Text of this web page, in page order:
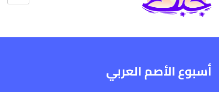
أسبوع الأصم العربي